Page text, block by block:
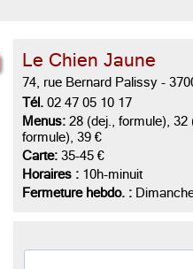
Le Chien Jaune
74, rue Bernard Palissy -
Tél. 02 47 05 10 17
Menus: 28 (dej., formule), 32
formule), 39 €
Carte: 35-45 €
Horaires : 10h-minuit
Fermeture hebdo. :